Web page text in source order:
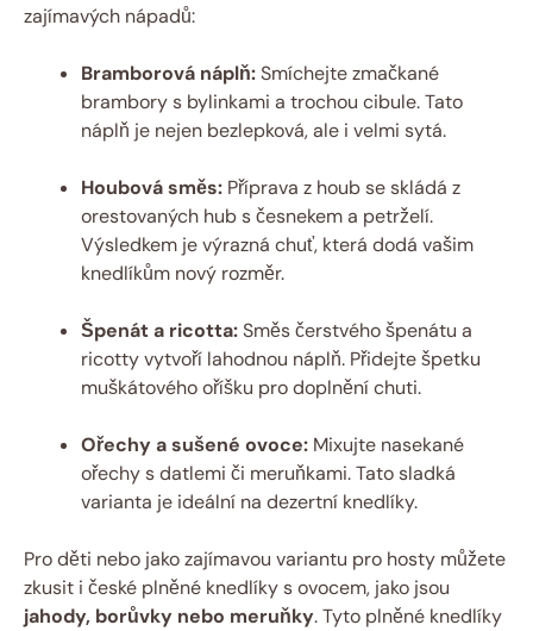
zajímavých ​nápadů:
Bramborová náplň:Smíchejte zmačkané
brambory s bylinkami a trochou cibule. Tato
náplň je nejen⁣ bezlepková, ale⁣ i velmi sytá.
Houbová směs: Příprava z houb se skládá⁤ z
orestovaných hub s česnekem‍ a petrželí.
Výsledkem je výrazná chuť, která⁣ dodá‍ vašim
knedlíkům ⁣nový ‌rozměr.
Špenát a ricotta:Směs čerstvého špenátu⁤ a
ricotty⁢ vytvoří lahodnou⁢ náplň. Přidejte špetku
muškátového oříšku pro doplnění chuti.
Ořechy a ⁣sušené ovoce: Mixujte nasekané
ořechy s datlemi či meruňkami. Tato sladká
varianta je ideální na dezertní knedlíky.
Pro děti ⁤nebo jako zajímavou variantu ​pro hosty můžete
zkusit i⁤ české plněné knedlíky s ⁤ovocem, jako jsou ‌
jahody, borůvky nebo ⁢meruňky. Tyto ⁤plněné knedlíky